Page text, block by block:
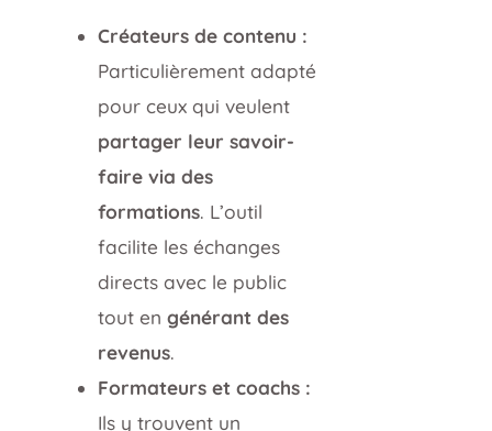
Créateurs de contenu :
Particulièrement adapté
pour ceux qui veulent
partager leur savoir-
faire via des
formations. L’outil
facilite les échanges
directs avec le public
tout engénérant des
revenus.
Formateurs et coachs :
Ils y trouvent un